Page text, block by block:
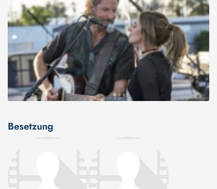
Besetzung